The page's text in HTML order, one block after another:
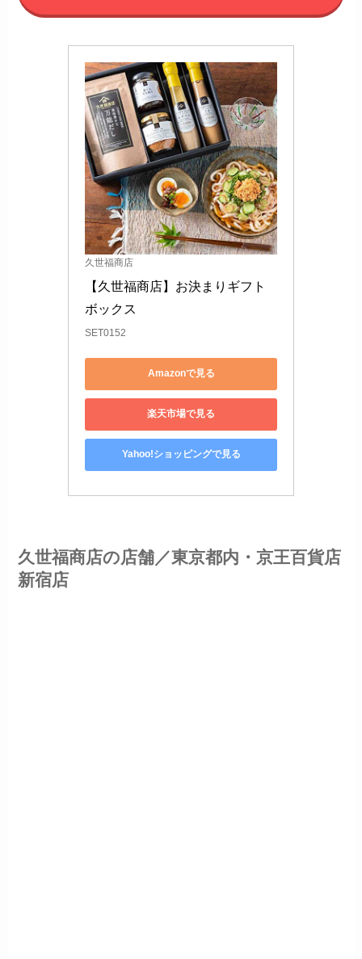
久世福商店
【久世福商店】お決まりギフト
ボックス
SET0152
Amazonで見る
楽天市場で見る
Yahoo!ショッピングで見る
久世福商店の店舗／東京都内・京王百貨店
新宿店